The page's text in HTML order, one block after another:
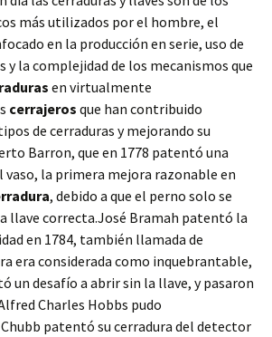
más utilizados por el hombre, el
en la producción en serie, uso de
y la complejidad de los mecanismos que
en virtualmente
cerrajeros que han contribuido
de cerraduras y mejorando su
Barron, que en 1778 patentó una
vaso, la primera mejora razonable en
, debido a que el perno solo se
llave correcta.José Bramah patentó la
en 1784, también llamada de
era considerada como inquebrantable,
un desafío a abrir sin la llave, y pasaron
Charles Hobbs pudo
patentó su cerradura del detector